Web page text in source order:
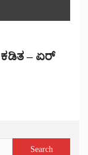
ಕಡಿತ – ಏರ್